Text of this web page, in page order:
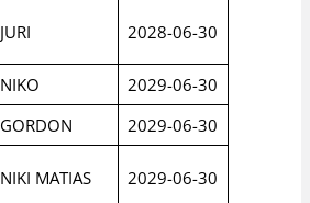
JURI 2028-06-30
NIKO
2029-06-30
GORDON
2029-06-30
NIKI MATIAS 2029-06-30